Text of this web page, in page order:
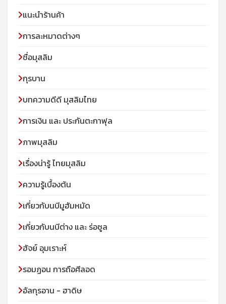
แนะนำร้านค้า
การละหมาดต่างๆ
ชื่อมุสลิม
กุรบาน
บทความดีดี มุสลิมไทย
การเงิน และ ประกันตะกาฟุล
ภาพมุสลิม
เรื่องน่ารู้ ไทยมุสลิม
ความรู้เบื้องต้น
เกี่ยวกับนบีมูฮัมหมัด
เกี่ยวกับนบีต่าง และ ร่อซูล
ฮัจย์ อุมเราะห์
รอมฏอน การถือศีลอด
อัลกุรอาน - ฮาดิษ